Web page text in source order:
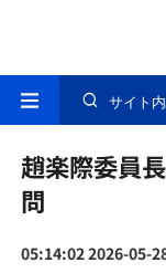
サイト
趙楽際委員
問
05:14:02 2026-05-